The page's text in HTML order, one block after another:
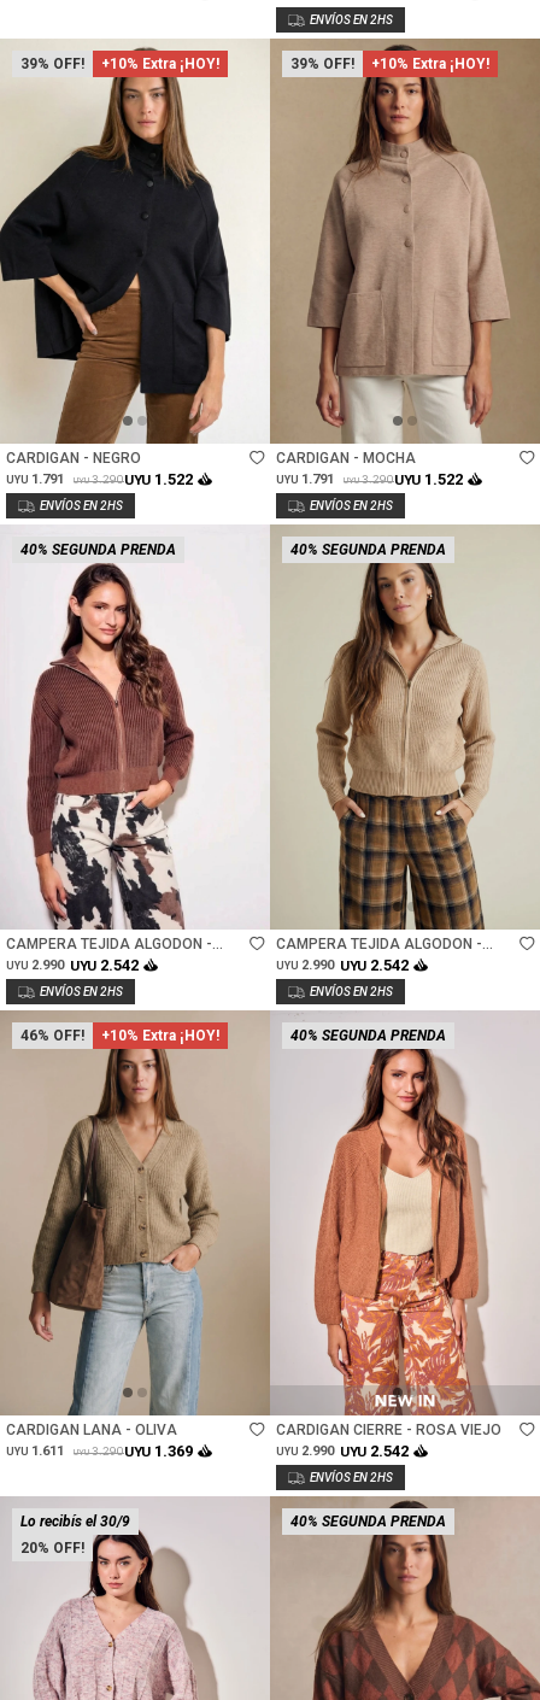
39 +10% Extra ¡HOY!
Talle
CARDIGAN - NEGRO
UYU 1.791 UYU 3.290UYU 1.522
39 +10% Extra ¡HOY!
Talle
CARDIGAN - MOCHA
UYU 1.791 UYU 3.290UYU 1.522
40% SEGUNDA PRENDA
Talle
CAMPERA TEJIDA ALGODON -
CHOCOLATE
UYU 2.990 UYU 2.542
40% SEGUNDA PRENDA
CAMPERA TEJIDA ALGODON -
ARENA
UYU 2.990 UYU 2.542
46 +10% Extra ¡HOY!
CARDIGAN LANA - OLIVA
UYU 1.611 UYU 3.290UYU 1.369
40% SEGUNDA PRENDA
Talle
CARDIGAN CIERRE - ROSA VIEJO
UYU 2.990 UYU 2.542
20
Lo recibís el 30/9 40% SEGUNDA PRENDA